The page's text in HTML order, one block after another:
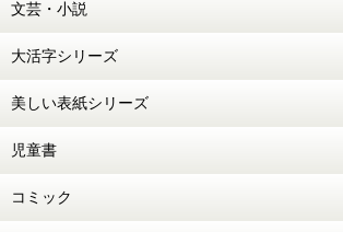
文芸・小説
大活字シリーズ
美しい表紙シリーズ
児童書
コミック